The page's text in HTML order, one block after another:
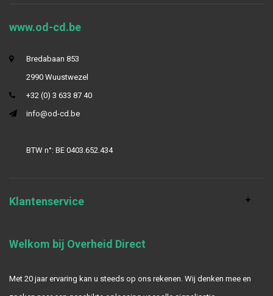
www.od-cd.be
Bredabaan 853
2990 Wuustwezel
+32 (0) 3 633 87 40
info@od-cd.be
BTW n°: BE 0403.652.434
Klantenservice
Welkom bij Overheid Direct
Met 20 jaar ervaring kan u steeds op ons rekenen. Wij denken mee en